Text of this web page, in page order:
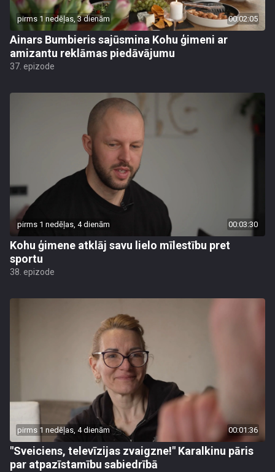
pirms 1 nedēļas, 3 dienām 00:02:05
Ainars Bumbieris sajūsmina Kohu ģimeni ar
amizantu reklāmas piedāvājumu
37. epizode
pirms 1 nedēļas, 4 dienām 00:03:30
Kohu ģimene atklāj savu lielo mīlestību pret
sportu
38. epizode
pirms 1 nedēļas, 4 dienām 00:01:36
"Sveiciens, televīzijas zvaigzne!" Karalkinu pāris
par atpazīstamību sabiedrībā